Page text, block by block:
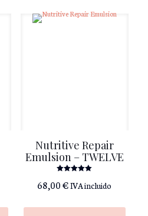
Nutritive Repair
Emulsion – TWELVE
con
5.00
68,00€IVA incluido